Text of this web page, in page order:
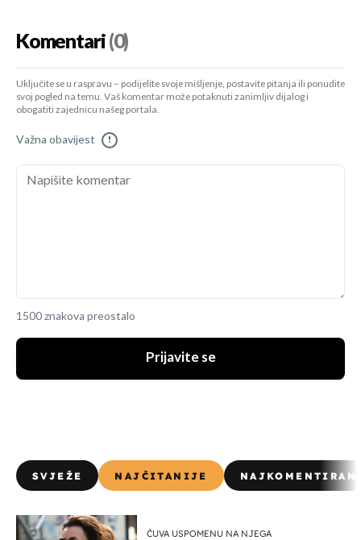
Komentari(0)
Uključite se u raspravu – podijelite svoje mišljenje, postavite pitanja ili ponudite
svoj pogled na temu. Vaš komentar može potaknuti zanimljiv dijalog i
obogatiti zajednicu našeg portala.
Važna obavijest !
1500 znakova preostalo
Prijavite se
SVJEŽE NAJČITANIJE
ČUVA USPOMENU NA NJEGA